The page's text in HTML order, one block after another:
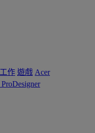
作 遊戲 Acer